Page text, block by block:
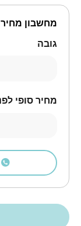
מחשבון
גובה
מחיר סופי